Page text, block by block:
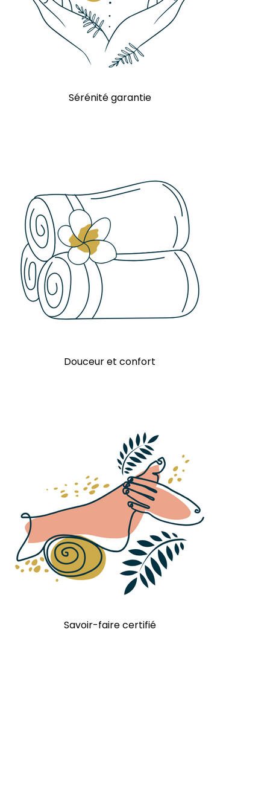
Sérénité garantie
Douceur et confort
Savoir-faire certifié